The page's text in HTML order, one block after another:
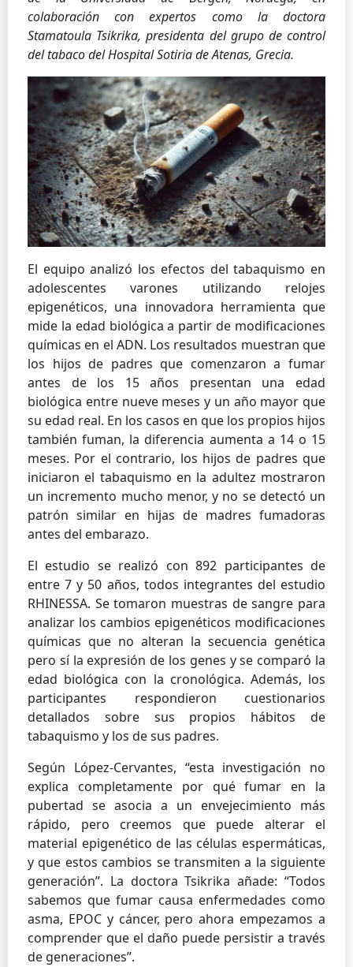
colaboración con expertos como la doctora
Stamatoula Tsikrika, presidenta del grupo de control
del tabaco del Hospital Sotiria de Atenas, Grecia.
El equipo analizó los efectos del tabaquismo en
adolescentes varones utilizando relojes
epigenéticos, una innovadora herramienta que
mide la edad biológica a partir de modificaciones
químicas en el ADN. Los resultados muestran que
los hijos de padres que comenzaron a fumar
antes de los 15 años presentan una edad
biológica entre nueve meses y un año mayor que
su edad real. En los casos en que los propios hijos
también fuman, la diferencia aumenta a 14 o 15
meses. Por el contrario, los hijos de padres que
iniciaron el tabaquismo en la adultez mostraron
un incremento mucho menor, y no se detectó un
patrón similar en hijas de madres fumadoras
antes del embarazo.
El estudio se realizó con 892 participantes de
entre 7 y 50 años, todos integrantes del estudio
RHINESSA. Se tomaron muestras de sangre para
analizar los cambios epigenéticos modificaciones
químicas que no alteran la secuencia genética
pero sí la expresión de los genes y se comparó la
edad biológica con la cronológica. Además, los
participantes respondieron cuestionarios
detallados sobre sus propios hábitos de
tabaquismo y los de sus padres.
Según López-Cervantes, “esta investigación no
explica completamente por qué fumar en la
pubertad se asocia a un envejecimiento más
rápido, pero creemos que puede alterar el
material epigenético de las células espermáticas,
y que estos cambios se transmiten a la siguiente
generación”. La doctora Tsikrika añade: “Todos
sabemos que fumar causa enfermedades como
asma, EPOC y cáncer, pero ahora empezamos a
comprender que el daño puede persistir a través
de generaciones”.